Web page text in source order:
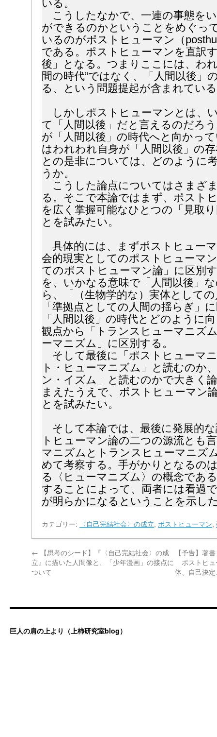
いる。
こうしたなかで、一連の事態を
ができるのかということをめぐっ
いるのがポストヒューマン（
である。ポストヒューマンを直訳
後」となる。つまりここには、わ
間の時代”ではなく、「人間以後」
る、という問題提起が含まれてい
しかしポストヒューマンとは、
て「人間以後」だと言えるのだろ
が「人間以後」の時代へと向かっ
はわれわれ自身が「人間以後」の
との是非については、どのように
うか。
こうした論点についてはさまざ
る。そこで本論ではまず、ポスト
を広く掌握可能なひとつの「見取
とを試みたい。
具体的には、まずポストヒュー
会的現実としてのポストヒューマ
てのポストヒューマン論」に区別
を、いかなる意味で「人間以後」
ら、「（生物学的な）実体として
「準拠点としての人間の揺らぎ」
「人間以後」の時代とどのように
観点から「トランスヒューマニズ
ーマニズム」に区別する。
そして最後に「ポストヒューマ
ト・ヒューマニズム」と読むのか
ン・イズム」と読むのかで大きく
まえたうえで、ポストヒューマン
とを試みたい。
そして本論では、最後に発展的
トヒューマン論の二つの源流とも
マニズムとトランスヒューマニズ
めて考察する。手がかりとなるの
る〈ヒューマニズム〉の概念であ
することによって、両者には看過
が明らかになるということを示し
カテゴリー: 〈自己完結社会〉の成立, ポストヒューマン,
← 【思考のシード】『〈自己完結社会〉の成
立』に描いた人間像と、「少年漫画」の接点に
ついて
【予告】著
ポストヒ
体、自己決
巨人の肩の上より（上柿研究室blog）